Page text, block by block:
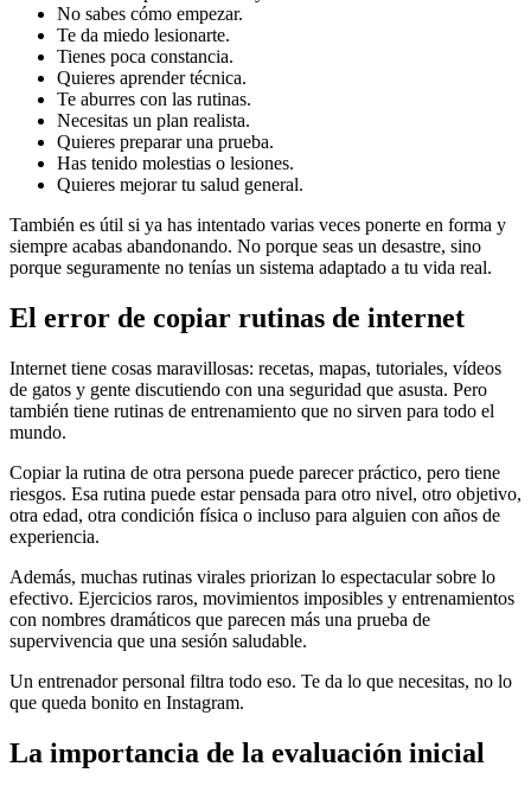
No sabes cómo empezar.
Te da miedo lesionarte.
Tienes poca constancia.
Quieres aprender técnica.
Te aburres con las rutinas.
Necesitas un plan realista.
Quieres preparar una prueba.
Has tenido molestias o lesiones.
Quieres mejorar tu salud general.
También es útil si ya has intentado varias veces ponerte en forma y
siempre acabas abandonando. No porque seas un desastre, sino
porque seguramente no tenías un sistema adaptado a tu vida real.
El error de copiar rutinas de internet
Internet tiene cosas maravillosas: recetas, mapas, tutoriales, vídeos
de gatos y gente discutiendo con una seguridad que asusta. Pero
también tiene rutinas de entrenamiento que no sirven para todo el
mundo.
Copiar la rutina de otra persona puede parecer práctico, pero tiene
riesgos. Esa rutina puede estar pensada para otro nivel, otro objetivo,
otra edad, otra condición física o incluso para alguien con años de
experiencia.
Además, muchas rutinas virales priorizan lo espectacular sobre lo
efectivo. Ejercicios raros, movimientos imposibles y entrenamientos
con nombres dramáticos que parecen más una prueba de
supervivencia que una sesión saludable.
Un entrenador personal filtra todo eso. Te da lo que necesitas, no lo
que queda bonito en Instagram.
La importancia de la evaluación inicial